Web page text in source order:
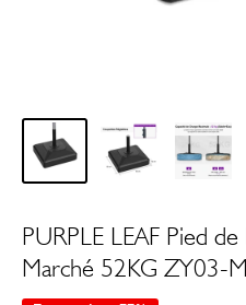
PURPLE LEAF Pied
Marché 52KG ZY03-